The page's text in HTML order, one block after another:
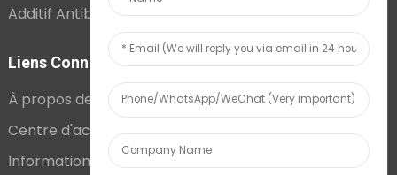
Additif Antibuée Ajouté En Interne
Liens Connexes
À propos de nous
Centre d'actualités
Informations techniques